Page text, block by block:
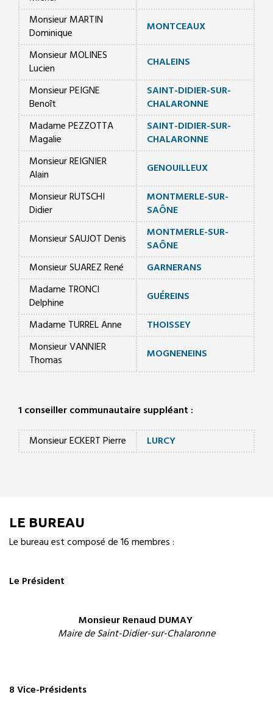
Monsieur MARTIN
Dominique
MONTCEAUX
Monsieur MOLINES
Lucien
CHALEINS
Monsieur PEIGNE
Benoît
SAINT-DIDIER-SUR-
CHALARONNE
Madame PEZZOTTA
Magalie
SAINT-DIDIER-SUR-
CHALARONNE
Monsieur REIGNIER
Alain
GENOUILLEUX
Monsieur RUTSCHI
Didier
MONTMERLE-SUR-
SAÔNE
Monsieur SAUJOT Denis
MONTMERLE-SUR-
SAÔNE
Monsieur SUAREZ René
GARNERANS
Madame TRONCI
Delphine
GUÉREINS
Madame TURREL Anne
THOISSEY
Monsieur VANNIER
Thomas
MOGNENEINS
1 conseiller communautaire suppléant :
Monsieur ECKERT Pierre
LURCY
LE BUREAU
Le bureau est composé de 16 membres :
Le Président
Monsieur Renaud DUMAY
Maire de Saint-Didier-sur-Chalaronne
8 Vice-Présidents